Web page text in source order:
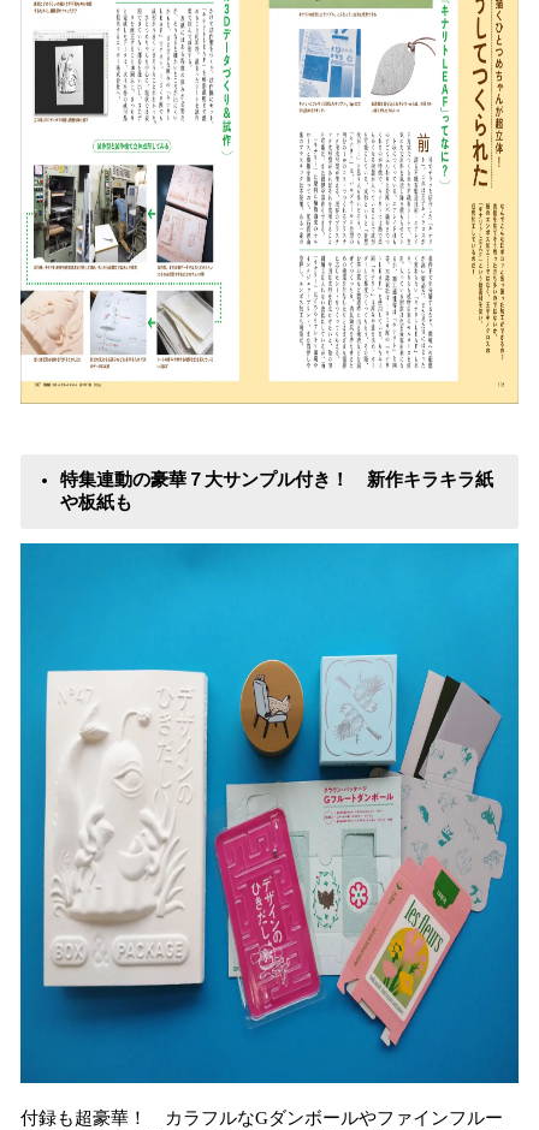
特集連動の豪華７大サンプル付き！ 新作キラキラ紙
や板紙も
付録も超豪華！ カラフルなGダンボールやファインフルー